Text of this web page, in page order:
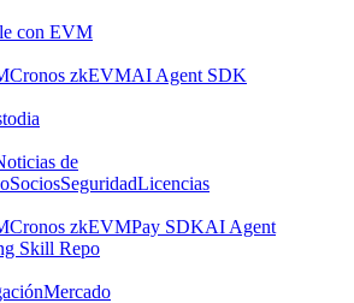
con EVM
Cronos zkEVMAI Agent SDK
de
SociosSeguridadLicencias
Cronos zkEVMPay SDKAI Agent
Skill Repo
Mercado